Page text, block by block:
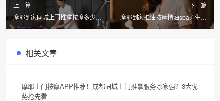
上一篇
摩耶到家同城上门推拿按摩多少
钱？养生spa和按摩有什么区别？
下一篇
摩耶到家推油按摩精油spa养生保
养，武汉同城养生按摩新选择
相关文章
摩耶上门按摩APP推荐！成都同城上门推拿服务哪家强？3大优
势抢先看